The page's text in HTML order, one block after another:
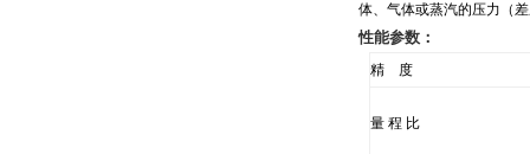
体、气体或蒸汽的压力（
性能参数：
精 度
量 程 比